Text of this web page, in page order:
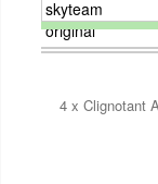
4 x Clignotant